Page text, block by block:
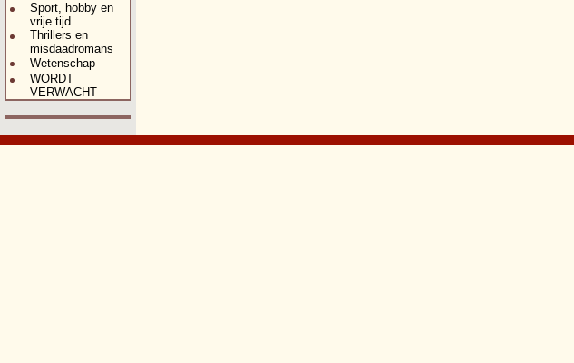
Sport, hobby en
vrije tijd
Thrillers en
misdaadromans
Wetenschap
WORDT
VERWACHT